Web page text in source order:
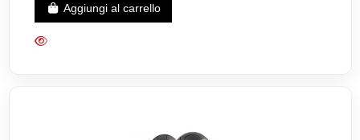
Aggiungi al carrello